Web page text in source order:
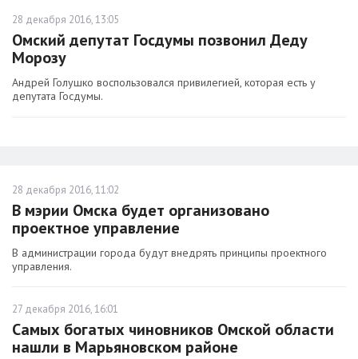
28 декабря 2016, 13:05
Омский депутат Госдумы позвонил Деду
Морозу
Андрей Голушко воспользовался привилегией, которая есть у
депутата Госдумы.
28 декабря 2016, 11:02
В мэрии Омска будет организовано
проектное управление
В администрации города будут внедрять принципы проектного
управления.
27 декабря 2016, 16:01
Самых богатых чиновников Омской области
нашли в Марьяновском районе